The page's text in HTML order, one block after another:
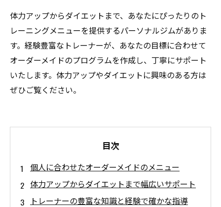
体力アップからダイエットまで、あなたにぴったりのト
レーニングメニューを提供するパーソナルジムがありま
す。経験豊富なトレーナーが、あなたの目標に合わせて
オーダーメイドのプログラムを作成し、丁寧にサポート
いたします。体力アップやダイエットに興味のある方は
ぜひご覧ください。
目次
個人に合わせたオーダーメイドのメニュー
体力アップからダイエットまで幅広いサポート
トレーナーの豊富な知識と経験で確かな指導